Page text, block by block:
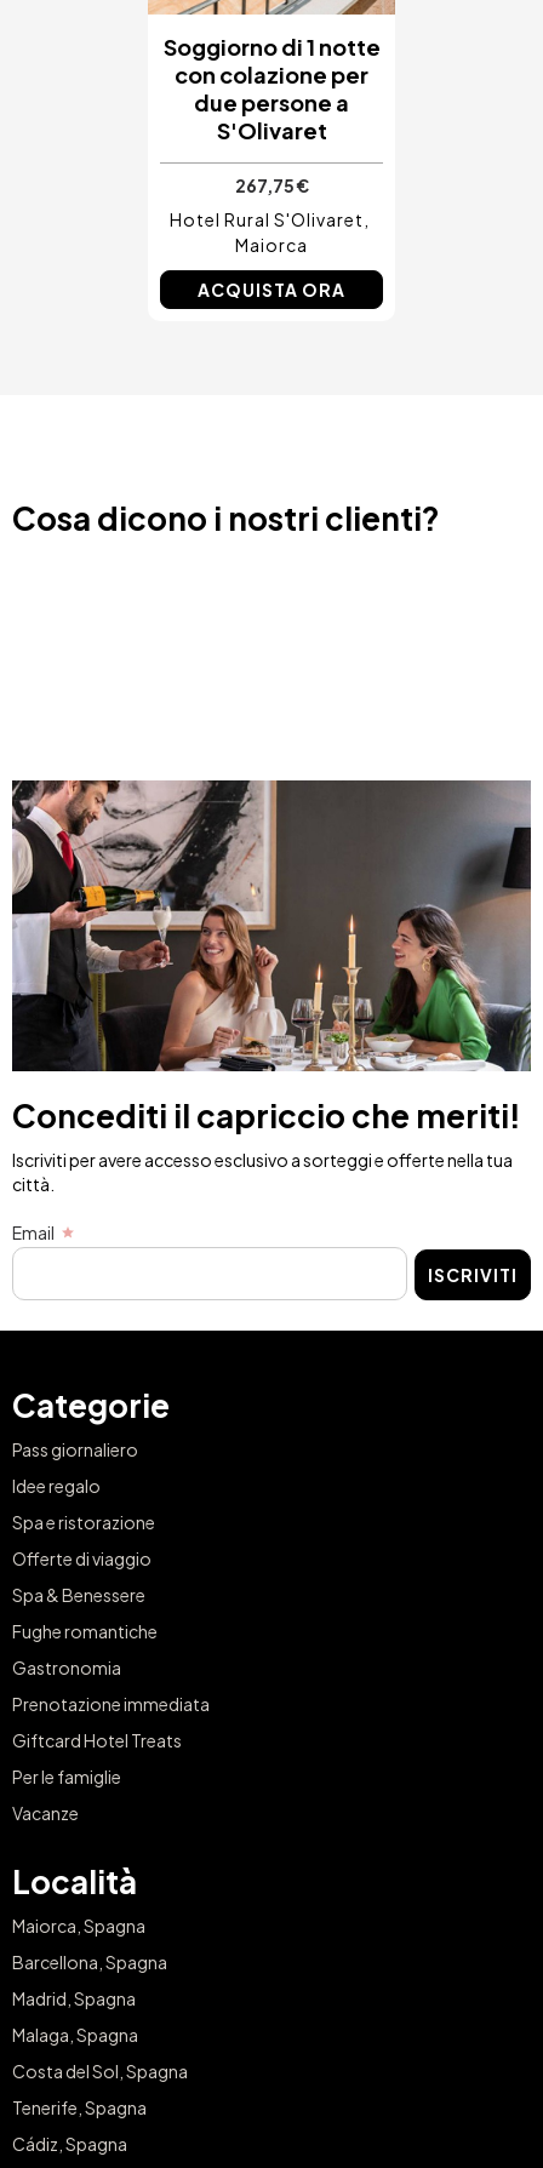
Soggiorno di 1 notte
con colazione per
due persone a
S'Olivaret
267,75 €
Hotel Rural S'Olivaret
Maiorca
ACQUISTA ORA
Cosa dicono i nostri clienti?
Concediti il capriccio che meriti!
Iscriviti per avere accesso esclusivo a sorteggi e offerte nella tua
città.
Email
ISCRIVITI
Categorie
Pass giornaliero
Idee regalo
Spa e ristorazione
Offerte di viaggio
Spa & Benessere
Fughe romantiche
Gastronomia
Prenotazione immediata
Giftcard Hotel Treats
Per le famiglie
Vacanze
Località
Maiorca, Spagna
Barcellona, Spagna
Madrid, Spagna
Malaga, Spagna
Costa del Sol, Spagna
Tenerife, Spagna
Cádiz, Spagna